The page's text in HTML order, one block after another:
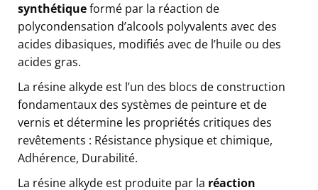
synthétiqueformé par la réaction de
polycondensation d’alcools polyvalents avec des
acides dibasiques, modifiés avec de l’huile ou des
acides gras.
La résine alkyde est l’un des blocs de construction
fondamentaux des systèmes de peinture et de
vernis et détermine les propriétés critiques des
revêtements : Résistance physique et chimique,
Adhérence, Durabilité.
La résine alkyde est produite par la réaction